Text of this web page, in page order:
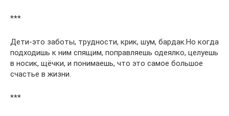
***
Дети-это заботы, трудности, крик, шум, бардак.Но когда
подходишь к ним спящим, поправляешь одеялко, целуешь
в носик, щёчки, и понимаешь, что это самое большое
счастье в жизни.
***